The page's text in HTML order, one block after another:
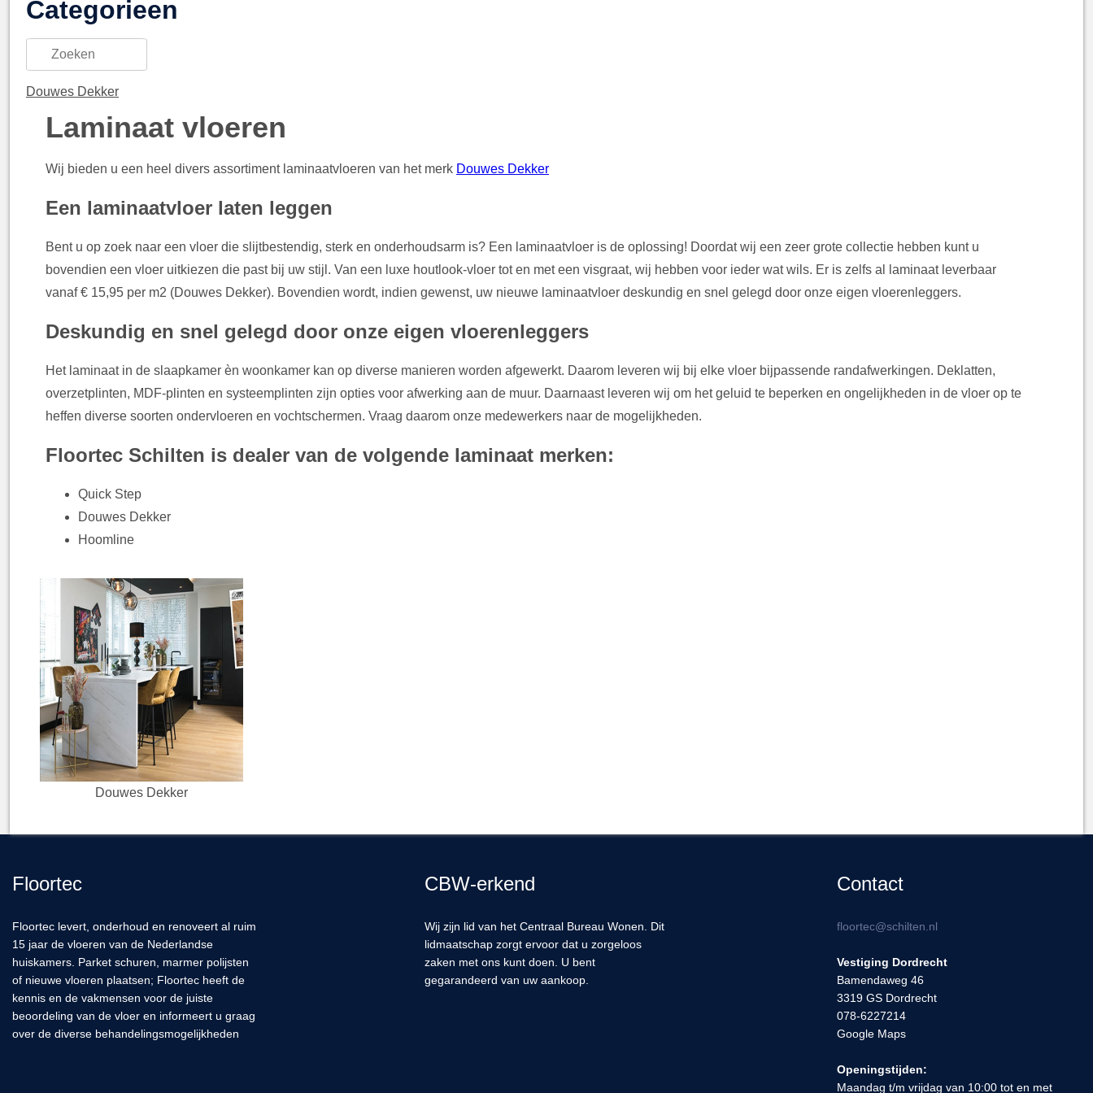
Categorieen
Douwes Dekker
Laminaat vloeren
Wij bieden u een heel divers assortiment laminaatvloeren van het merk Douwes Dekker
Een laminaatvloer laten leggen
Bent u op zoek naar een vloer die slijtbestendig, sterk en onderhoudsarm is? Een laminaatvloer is de oplossing! Doordat wij een zeer grote collectie hebben kunt u
bovendien een vloer uitkiezen die past bij uw stijl. Van een luxe houtlook-vloer tot en met een visgraat, wij hebben voor ieder wat wils. Er is zelfs al laminaat leverbaar
vanaf € 15,95 per m2 (Douwes Dekker). Bovendien wordt, indien gewenst, uw nieuwe laminaatvloer deskundig en snel gelegd door onze eigen vloerenleggers.
Deskundig en snel gelegd door onze eigen vloerenleggers
Het laminaat in de slaapkamer èn woonkamer kan op diverse manieren worden afgewerkt. Daarom leveren wij bij elke vloer bijpassende randafwerkingen. Deklatten,
overzetplinten, MDF-plinten en systeemplinten zijn opties voor afwerking aan de muur. Daarnaast leveren wij om het geluid te beperken en ongelijkheden in de vloer op te
heffen diverse soorten ondervloeren en vochtschermen. Vraag daarom onze medewerkers naar de mogelijkheden.
Floortec Schilten is dealer van de volgende laminaat merken:
Quick Step
Douwes Dekker
Hoomline
Douwes Dekker
Floortec
Floortec levert, onderhoud en renoveert al ruim
15 jaar de vloeren van de Nederlandse
huiskamers. Parket schuren, marmer polijsten
of nieuwe vloeren plaatsen; Floortec heeft de
kennis en de vakmensen voor de juiste
beoordeling van de vloer en informeert u graag
over de diverse behandelingsmogelijkheden
CBW-erkend
Wij zijn lid van het Centraal Bureau Wonen. Dit
lidmaatschap zorgt ervoor dat u zorgeloos
zaken met ons kunt doen. U bent
gegarandeerd van uw aankoop.
Contact
floortec@schilten.nl
Vestiging Dordrecht
Bamendaweg 46
3319 GS Dordrecht
078-6227214
Google Maps
Openingstijden:
Maandag t/m vrijdag van 10:00 tot en met